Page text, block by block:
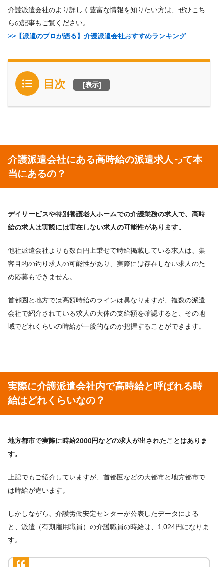
介護派遣会社のより詳しく豊富な情報を知りたい方は、ぜひこち
らの記事もご覧ください。
>>【派遣のプロが語る】介護派遣会社おすすめランキング
目次 [表示]
介護派遣会社にある高時給の派遣求人って本
当にあるの？
デイサービスや特別養護老人ホームでの介護業務の求人で、高時
給の求人は実際には実在しない求人の可能性があります。
他社派遣会社よりも数百円上乗せで時給掲載している求人は、集
客目的の釣り求人の可能性があり、実際には存在しない求人のた
め応募もできません。
首都圏と地方では高額時給のラインは異なりますが、複数の派遣
会社で紹介されている求人の大体の支給額を確認すると、その地
域でどれくらいの時給が一般的なのか把握することができます。
実際に介護派遣会社内で高時給と呼ばれる時
給はどれくらいなの？
地方都市で実際に時給2000円などの求人が出されたことはありま
す。
上記でもご紹介していますが、首都圏などの大都市と地方都市で
は時給が違います。
しかしながら、介護労働安定センターが公表したデータによる
と、派遣（有期雇用職員）の介護職員の時給は、1,024円になりま
す。